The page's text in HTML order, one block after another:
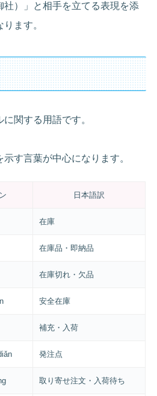
社）」と相手を立てる表現を添
ます。
関する用語です。
す言葉が中心になります。
日本語訳
在庫
在庫品・即納品
在庫切れ・欠品
安全在庫
補充・入荷
発注点
取り寄せ注文・入荷待ち